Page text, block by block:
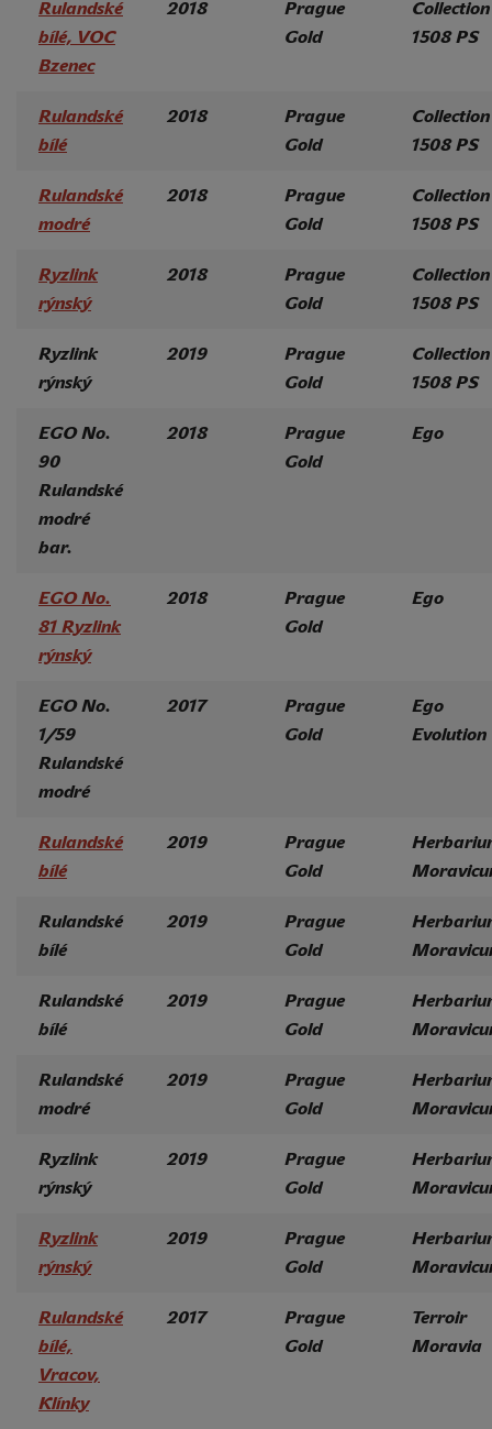
Rulandské
bílé, VOC
Bzenec
2018
Prague
Gold
Collection
1508 PS
Rulandské
bílé
2018
Prague
Gold
Collection
1508 PS
Rulandské
modré
2018
Prague
Gold
Collection
1508 PS
Ryzlink
rýnský
2018
Prague
Gold
Collection
1508 PS
Ryzlink
rýnský
2019
Prague
Gold
Collection
1508 PS
EGO No.
90
Rulandské
modré
bar.
2018
Prague
Gold
Ego
EGO No.
81 Ryzlink
rýnský
2018
Prague
Gold
Ego
EGO No.
1/59
Rulandské
modré
2017
Prague
Gold
Ego
Evolution
Rulandské
bílé
2019
Prague
Gold
Rulandské
bílé
2019
Prague
Gold
Rulandské
bílé
2019
Prague
Gold
Rulandské
modré
2019
Prague
Gold
Ryzlink
rýnský
2019
Prague
Gold
Ryzlink
rýnský
2019
Prague
Gold
Rulandské
bílé,
Vracov,
Klínky
2017
Prague
Gold
Terroir
Moravia